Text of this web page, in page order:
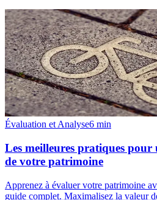
Évaluation et Analyse6 min
Les meilleures pratiques pour
de votre patrimoine
Apprenez à évaluer votre patrimoine
guide complet. Maximalisez la valeur